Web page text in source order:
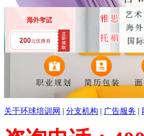
关于环球培训网 | 分支机构 | 广告服务 |